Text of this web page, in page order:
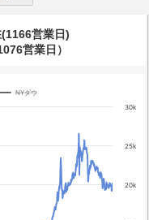
営業日)
営業日）
yA2, and yA3.
NYダウ
20k
25k
30k